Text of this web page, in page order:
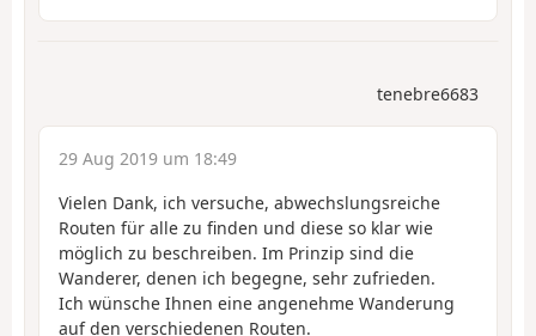
tenebre6683
29 Aug 2019 um 18:49
Vielen Dank, ich versuche, abwechslungsreiche
Routen für alle zu finden und diese so klar wie
möglich zu beschreiben. Im Prinzip sind die
Wanderer, denen ich begegne, sehr zufrieden.
Ich wünsche Ihnen eine angenehme Wanderung
auf den verschiedenen Routen.